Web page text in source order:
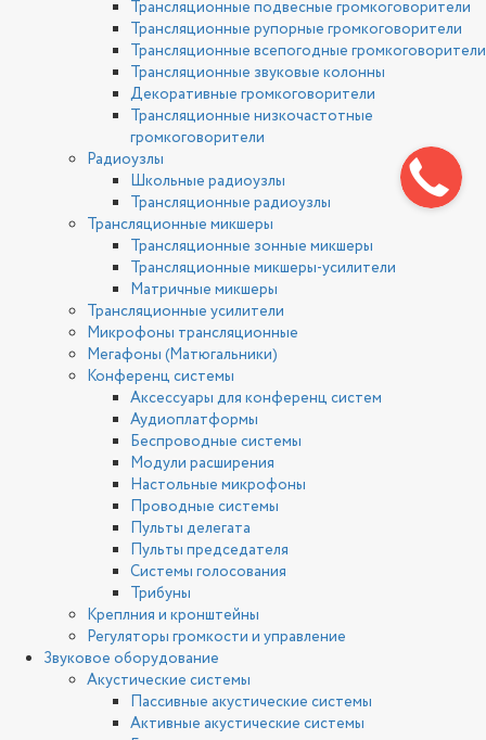
Трансляционные подвесные громкоговорители
Трансляционные рупорные громкоговорители
Трансляционные всепогодные громкоговорители
Трансляционные звуковые колонны
Декоративные громкоговорители
Трансляционные низкочастотные
громкоговорители
Радиоузлы
Школьные радиоузлы
Трансляционные радиоузлы
Трансляционные микшеры
Трансляционные зонные микшеры
Трансляционные микшеры-усилители
Матричные микшеры
Трансляционные усилители
Микрофоны трансляционные
Мегафоны (Матюгальники)
Конференц системы
Аксессуары для конференц систем
Аудиоплатформы
Беспроводные системы
Модули расширения
Настольные микрофоны
Проводные системы
Пульты делегата
Пульты председателя
Системы голосования
Трибуны
Креплния и кронштейны
Регуляторы громкости и управление
Звуковое оборудование
Акустические системы
Пассивные акустические системы
Активные акустические системы